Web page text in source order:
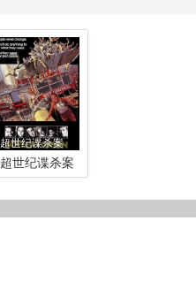
超世纪谍杀案
超世纪谍杀案